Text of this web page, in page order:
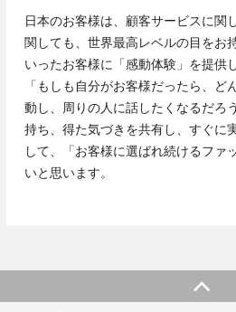
日本のお客様は、顧客サービスに関
関しても、世界最高レベルの目をお
いったお客様に「感動体験」を提供
「もしも自分がお客様だったら、ど
動し、周りの人に話したくなるだろ
持ち、得た気づきを共有し、すぐに
して、「お客様に選ばれ続けるファ
いと思います。